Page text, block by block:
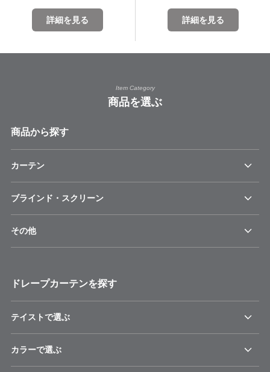
詳細を見る 詳細を見る
Item Category
商品を選ぶ
商品から探す
カーテン
ブラインド・スクリーン
その他
ドレープカーテンを探す
テイストで選ぶ
カラーで選ぶ